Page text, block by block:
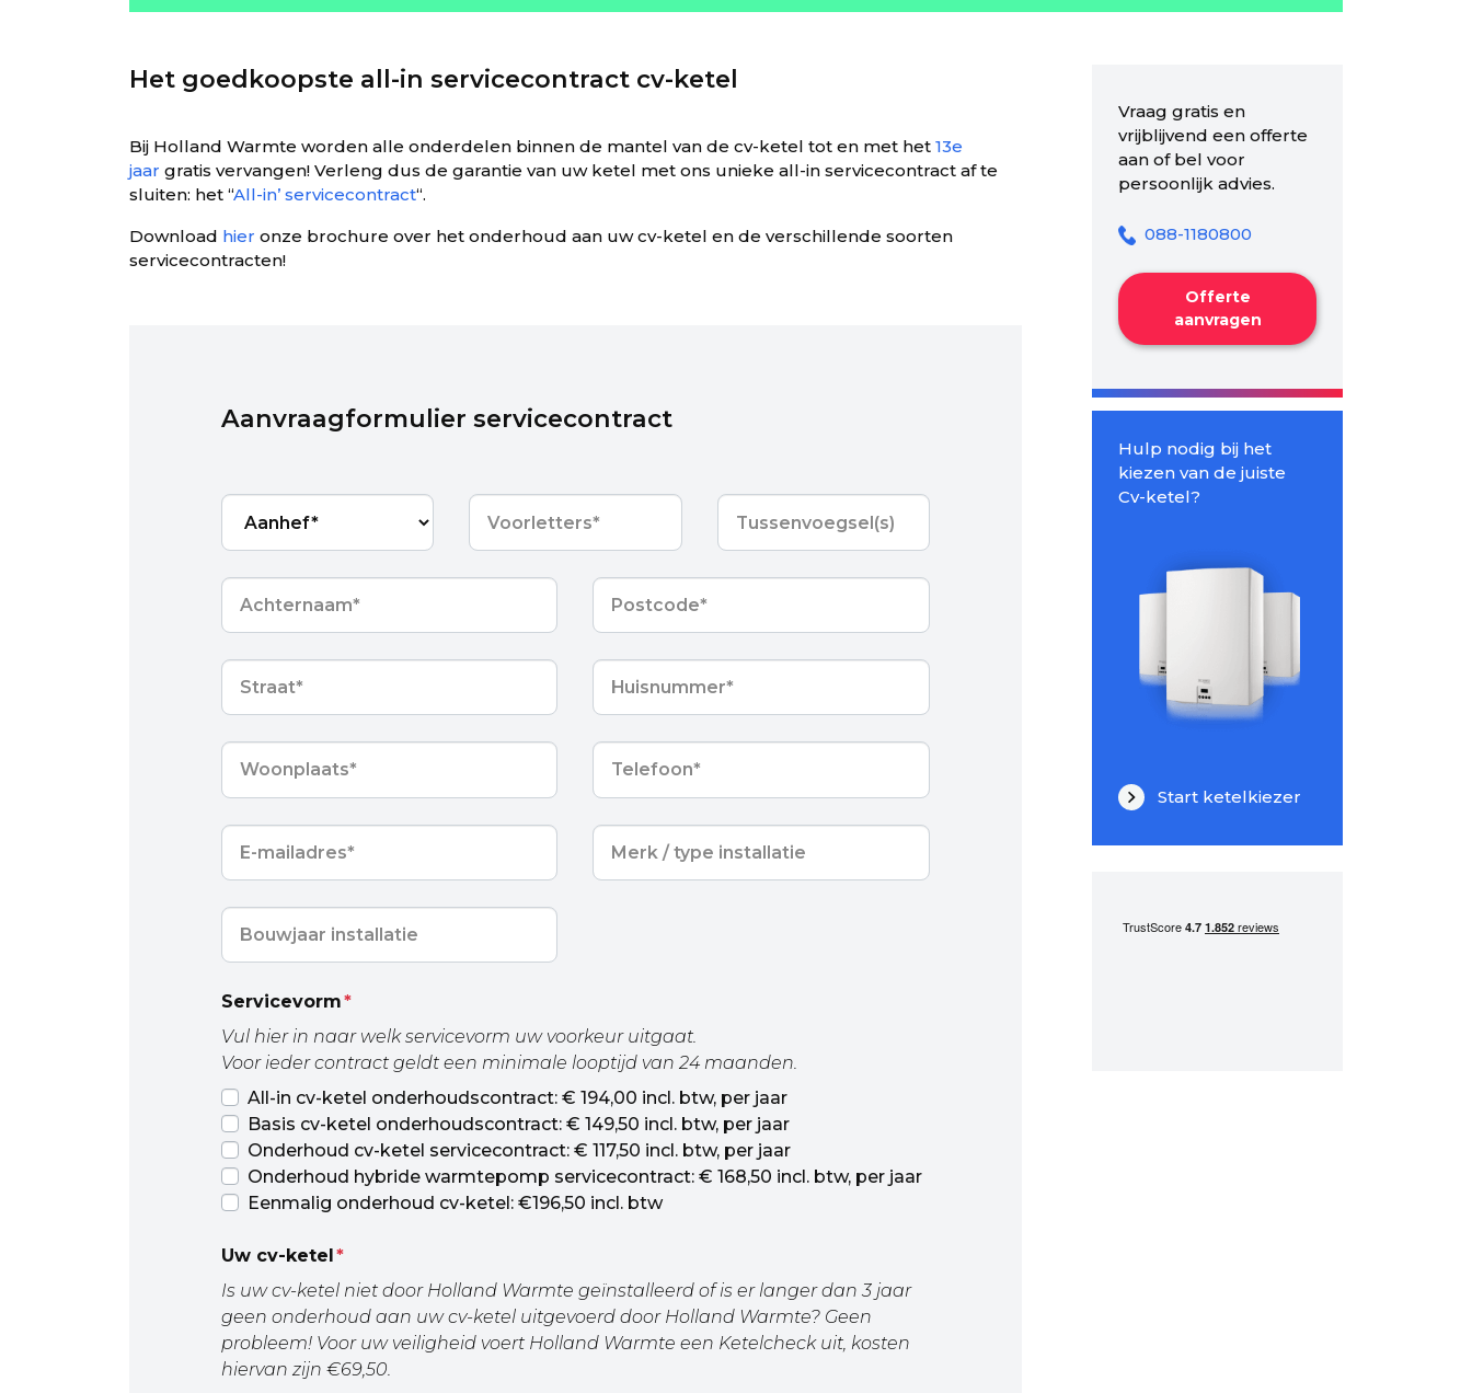
Het goedkoopste all-in servicecontract cv-ketel
Bij Holland Warmte worden alle onderdelen binnen de mantel van de cv-ketel tot en met het 13e
jaar gratis vervangen! Verleng dus de garantie van uw ketel met ons unieke all-in servicecontract af te
sluiten: het “All-in’ servicecontract“.
Download hier onze brochure over het onderhoud aan uw cv-ketel en de verschillende soorten
servicecontracten!
Aanvraagformulier servicecontract
Aanhef* Voorletters Tussenvoegsel(s)
Achternaam Postcode
Straat Huisnummer
Woonplaats Telefoon
E-
mailadres*
Merk
Bouwjaar
installatie
Servicevorm*
Vul hier in naar welk servicevorm uw voorkeur uitgaat.
Voor ieder contract geldt een minimale looptijd van 24 maanden.
All-in cv-ketel onderhoudscontract: € 194,00 incl. btw, per jaar
Basis cv-ketel onderhoudscontract: € 149,50 incl. btw, per jaar
Onderhoud cv-ketel servicecontract: € 117,50 incl. btw, per jaar
Onderhoud hybride warmtepomp servicecontract: € 168,50 incl. btw, per jaar
Eenmalig onderhoud cv-ketel: €196,50 incl. btw
Uw cv-ketel *
Is uw cv-ketel niet door Holland Warmte geïnstalleerd of is er langer dan 3 jaar
geen onderhoud aan uw cv-ketel uitgevoerd door Holland Warmte? Geen
probleem! Voor uw veiligheid voert Holland Warmte een Ketelcheck uit, kosten
hiervan zijn €69,50.
Vraag gratis en
vrijblijvend een offerte
aan of bel voor
persoonlijk advies.
088-1180800
Offerte
aanvragen
Hulp nodig bij het
kiezen van de juiste
Cv-ketel?
Start ketelkiezer